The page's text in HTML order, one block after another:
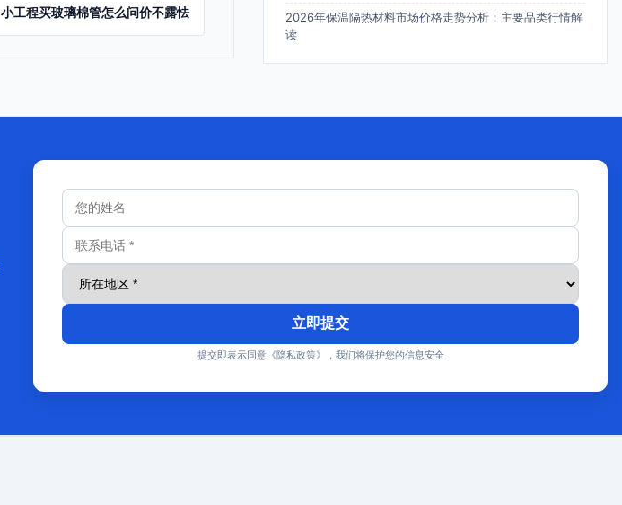
小工程买玻璃棉管怎么问价不露怯
2026年保温隔热材料市场价格走势分析：主要品类行情解
读
立即提交
提交即表示同意《隐私政策》，我们将保护您的信息安全